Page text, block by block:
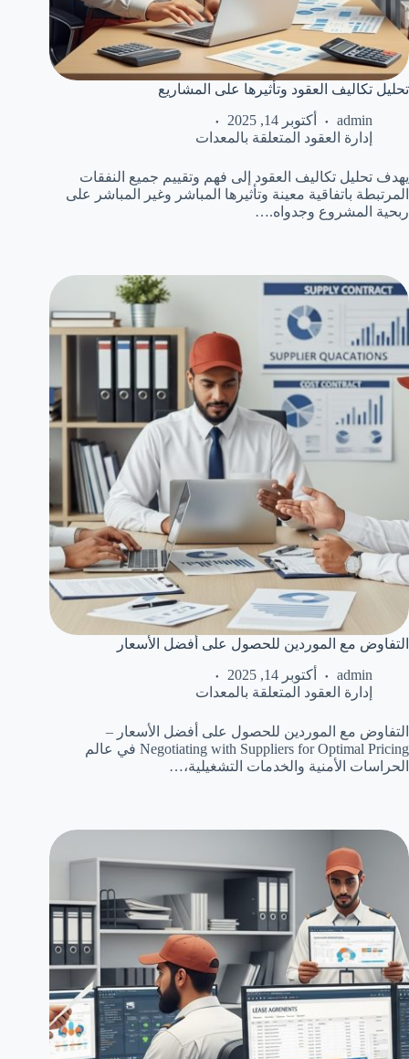
تحليل تكاليف العقود وتأثيرها على المشاريع
admin
أكتوبر 14, 2025
إدارة العقود المتعلقة بالمعدات
يهدف تحليل تكاليف العقود إلى فهم وتقييم جميع النفقات
المرتبطة باتفاقية معينة وتأثيرها المباشر وغير المباشر على
ربحية المشروع وجدواه.…
التفاوض مع الموردين للحصول على أفضل الأسعار
admin
أكتوبر 14, 2025
إدارة العقود المتعلقة بالمعدات
التفاوض مع الموردين للحصول على أفضل الأسعار –
Negotiating with Suppliers for Optimal Pricing في عالم
الحراسات الأمنية والخدمات التشغيلية،…